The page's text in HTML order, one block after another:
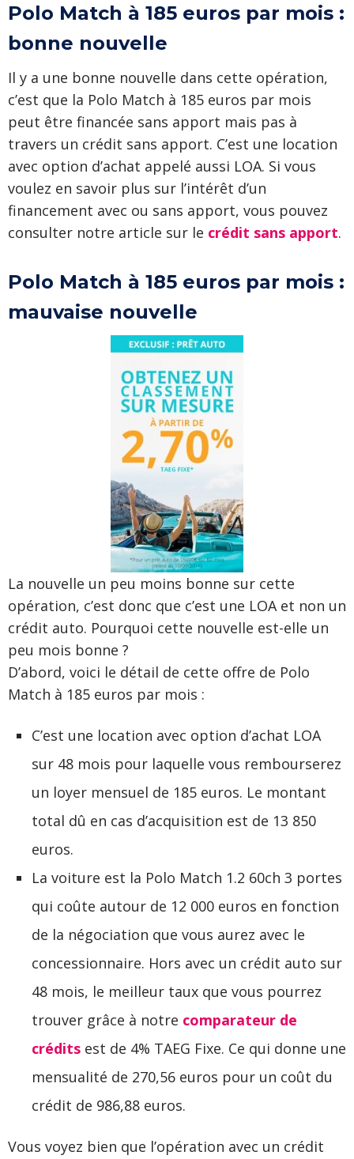
Polo Match à 185 euros par mois :
bonne nouvelle
Il y a une bonne nouvelle dans cette opération,
c’est que la Polo Match à 185 euros par mois
peut être financée sans apport mais pas à
travers un crédit sans apport. C’est une location
avec option d’achat appelé aussi LOA. Si vous
voulez en savoir plus sur l’intérêt d’un
financement avec ou sans apport, vous pouvez
consulter notre article sur le crédit sans apport.
Polo Match à 185 euros par mois :
mauvaise nouvelle
La nouvelle un peu moins bonne sur cette
opération, c’est donc que c’est une LOA et non un
crédit auto. Pourquoi cette nouvelle est-elle un
peu mois bonne ?
D’abord, voici le détail de cette offre de Polo
Match à 185 euros par mois :
C’est une location avec option d’achat LOA
sur 48 mois pour laquelle vous rembourserez
un loyer mensuel de 185 euros. Le montant
total dû en cas d’acquisition est de 13 850
euros.
La voiture est la Polo Match 1.2 60ch 3 portes
qui coûte autour de 12 000 euros en fonction
de la négociation que vous aurez avec le
concessionnaire. Hors avec un crédit auto sur
48 mois, le meilleur taux que vous pourrez
trouver grâce à notre comparateur de
crédits est de 4% TAEG Fixe. Ce qui donne une
mensualité de 270,56 euros pour un coût du
crédit de 986,88 euros.
Vous voyez bien que l’opération avec un crédit